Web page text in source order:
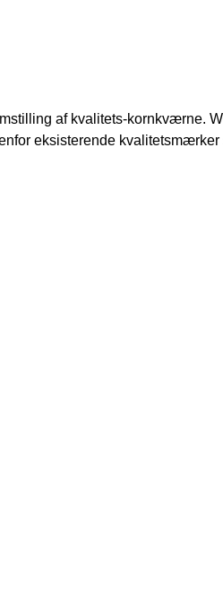
af kvalitets-kornkværne.
eksisterende kvalitetsmærker